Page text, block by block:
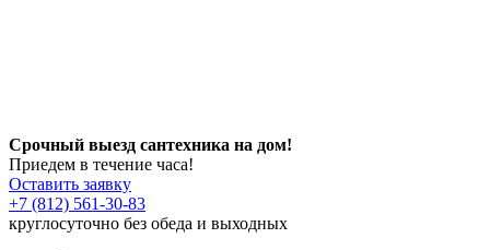
Срочный выезд сантехника на дом!
Приедем в течение часа!
Оставить заявку
+7 (812) 561-30-83
круглосуточно без обеда и выходных